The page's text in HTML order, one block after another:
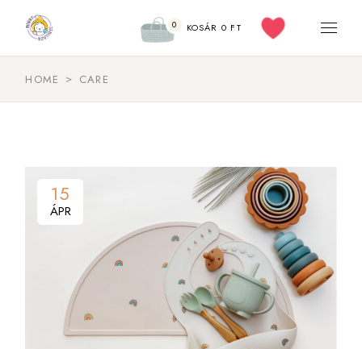
0 KOSÁR 0 FT
HOME CARE
15
ÁPR